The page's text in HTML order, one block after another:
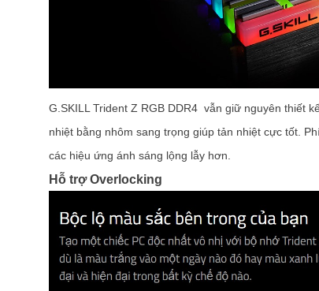
G.SKILL Trident Z RGB DDR4 vẫn giữ nguyên thiết
nhiệt bằng nhôm sang trọng giúp tản nhiệt cực tốt.
các hiệu ứng ánh sáng lộng lẫy hơn.
Hỗ trợ Overlocking